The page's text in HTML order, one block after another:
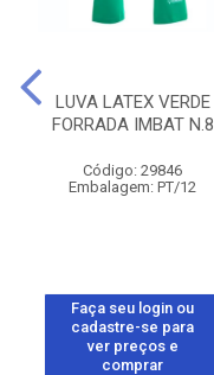
LUVA LATEX VERDE
FORRADA IMBAT N.8
Código: 29846
Embalagem: PT/12
Faça seu login ou
cadastre-se para
ver preços e
comprar